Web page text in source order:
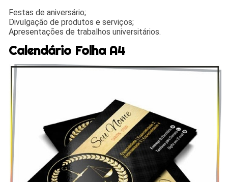
Festas de aniversário;
Divulgação de produtos e serviços;
Apresentações de trabalhos universitários.
Calendário Folha A4